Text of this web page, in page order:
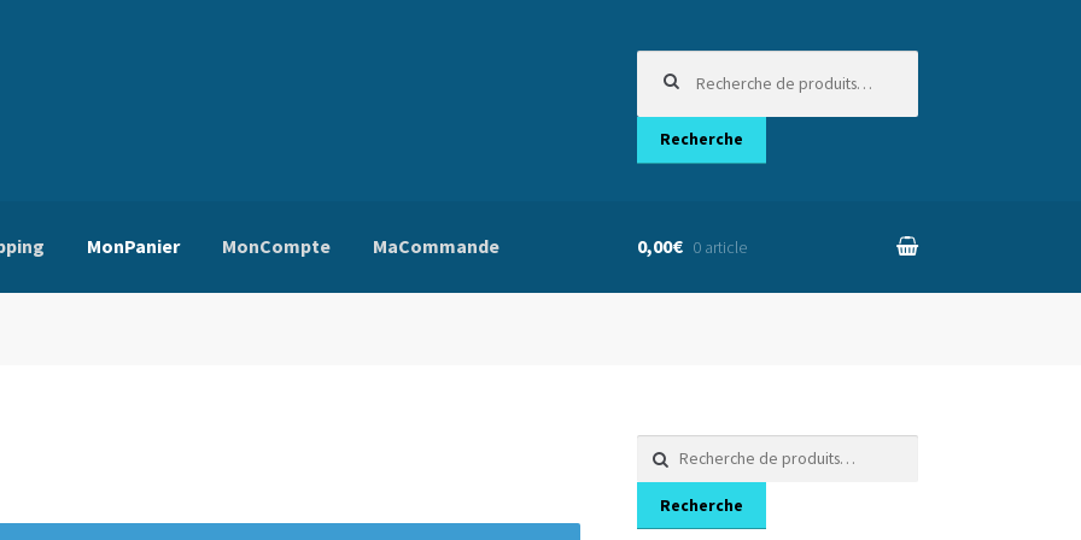
pour :
Recherche
MonPanier MonCompte MaCommande 0,00€ 0 article
Recherche
pour :
Recherche